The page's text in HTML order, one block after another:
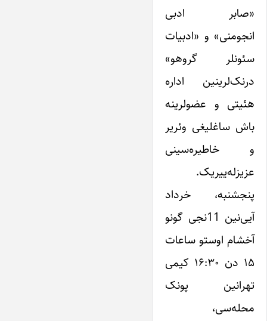
«صابر ادبی
انجومنی» و «ادبیات
سئونلر گروهو»
درنک‌لرینین اداره
هئیتی و عضولرینه
باش ساغلیغی وئریر
و خاطیره‌سینی
عزیزله‌ییریک.
پنجشنبه، خرداد
آیی‌نین 11نجی گونو
آخشام اوستو ساعات
۱۵ دن ۱۶:۳۰ کیمی
تهرانین پونک
محله‌سی،